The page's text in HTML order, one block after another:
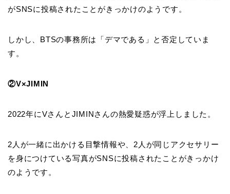
がSNSに投稿されたことがきっかけのようです。
しかし、BTSの事務所は「デマである」と否定していま
す。
②V×JIMIN
2022年にVさんとJIMINさんの熱愛疑惑が浮上しました。
2人が一緒に出かける目撃情報や、2人が同じアクセサリー
を身につけている写真がSNSに投稿されたことがきっかけ
のようです。